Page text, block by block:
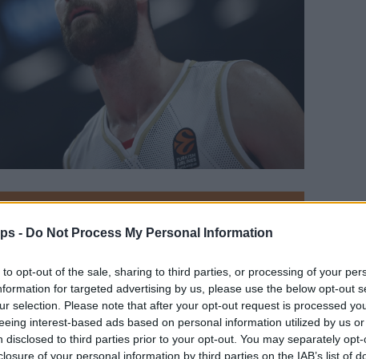
- Do Not Process My Personal Information
to opt-out of the sale, sharing to third parties, or processing of your
for targeted advertising by us, please use the below opt-out
selection. Please note that after your opt-out request is processed
interest-based ads based on personal information utilized by us
disclosed to third parties prior to your opt-out. You may separately
of your personal information by third parties on the IAB’s list of
tras un paso por el Mónaco que no
Por Eurohoops team